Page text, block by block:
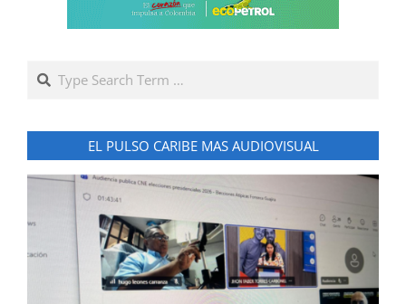
Search
EL PULSO CARIBE MAS AUDIOVISUAL